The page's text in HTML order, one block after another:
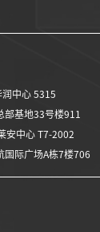
中心 5315
部基地33号楼911
安中心 T7-2002
国际广场A栋7楼706